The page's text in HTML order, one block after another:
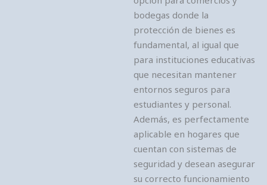
bodegas donde la
protección de bienes es
fundamental, al igual que
para instituciones educativas
que necesitan mantener
entornos seguros para
estudiantes y personal.
Además, es perfectamente
aplicable en hogares que
cuentan con sistemas de
seguridad y desean asegurar
su correcto funcionamiento